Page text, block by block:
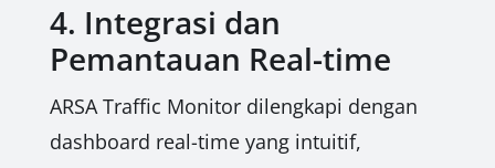
4. Integrasi dan
Pemantauan Real-time
ARSA Traffic Monitor dilengkapi dengan
dashboard real-time yang intuitif,